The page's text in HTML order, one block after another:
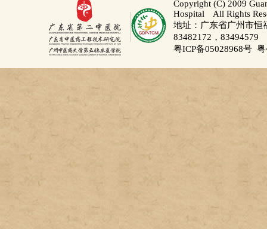
Copyright (C) 2009
Hospital All Rights
地址：广东省广州市
83482172，83494579
粤ICP备05028968号